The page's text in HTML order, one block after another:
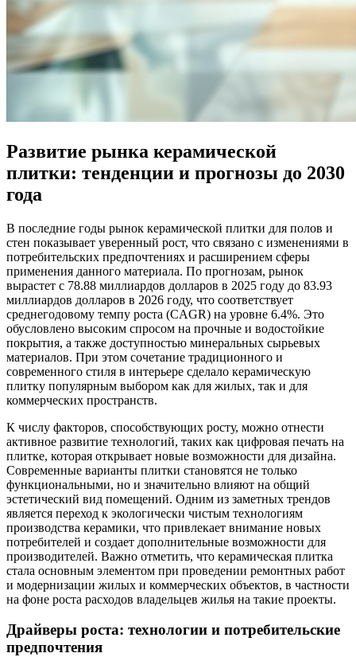
Развитие рынка керамической
плитки: тенденции и прогнозы до 2030
года
В последние годы рынок керамической плитки для полов и
стен показывает уверенный рост, что связано с изменениями в
потребительских предпочтениях и расширением сферы
применения данного материала. По прогнозам, рынок
вырастет с 78.88 миллиардов долларов в 2025 году до 83.93
миллиардов долларов в 2026 году, что соответствует
среднегодовому темпу роста (CAGR) на уровне 6.4%. Это
обусловлено высоким спросом на прочные и водостойкие
покрытия, а также доступностью минеральных сырьевых
материалов. При этом сочетание традиционного и
современного стиля в интерьере сделало керамическую
плитку популярным выбором как для жилых, так и для
коммерческих пространств.
К числу факторов, способствующих росту, можно отнести
активное развитие технологий, таких как цифровая печать на
плитке, которая открывает новые возможности для дизайна.
Современные варианты плитки становятся не только
функциональными, но и значительно влияют на общий
эстетический вид помещений. Одним из заметных трендов
является переход к экологически чистым технологиям
производства керамики, что привлекает внимание новых
потребителей и создает дополнительные возможности для
производителей. Важно отметить, что керамическая плитка
стала основным элементом при проведении ремонтных работ
и модернизации жилых и коммерческих объектов, в частности
на фоне роста расходов владельцев жилья на такие проекты.
Драйверы роста: технологии и потребительские
предпочтения